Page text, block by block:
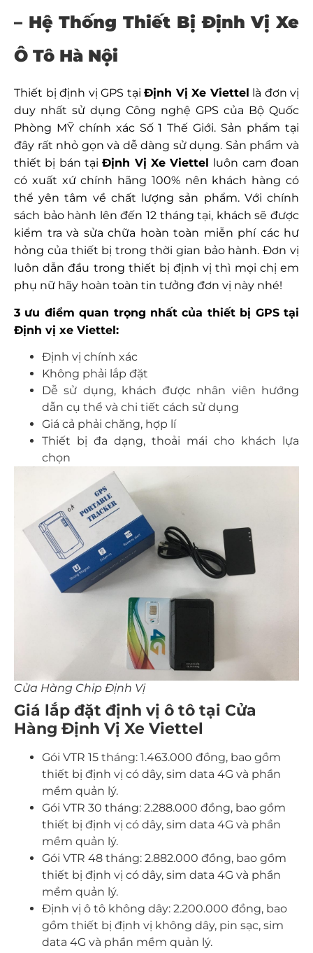
– Hệ Thống Thiết BịĐịnh Vị Xe
Ô Tô Hà Nội
Thiết bị định vị GPS tại Định Vị Xe Viettel là đơn vị
duy nhất sử dụng Công nghệ GPS của Bộ Quốc
Phòng MỸ chính xác Số 1 Thế Giới. Sản phẩm tại
đây rất nhỏ gọn và dễ dàng sử dụng. Sản phẩm và
thiết bị bán tạiĐịnh Vị Xe Viettel luôn cam đoan
có xuất xứ chính hãng 100% nên khách hàng có
thể yên tâm về chất lượng sản phẩm. Với chính
sách bảo hành lên đến 12 tháng tại, khách sẽ được
kiểm tra và sửa chữa hoàn toàn miễn phí các hư
hỏng của thiết bị trong thời gian bảo hành. Đơn vị
luôn dẫn đầu trong thiết bị định vị thì mọi chị em
phụ nữ hãy hoàn toàn tin tưởng đơn vị này nhé!
3 ưu điểm quan trọng nhất của thiết bị GPS tại
Định vị xe Viettel:
Định vị chính xác
Không phải lắp đặt
Dễ sử dụng, khách được nhân viên hướng
dẫn cụ thể và chi tiết cách sử dụng
Giá cả phải chăng, hợp lí
Thiết bị đa dạng, thoải mái cho khách lựa
chọn
Cửa Hàng Chip Định Vị
Giá lắp đặt định vị ô tô tại Cửa
Hàng Định Vị Xe Viettel
Gói VTR 15 tháng: 1.463.000 đồng, bao gồm
thiết bị định vị có dây, sim data 4G và phần
mềm quản lý.
Gói VTR 30 tháng: 2.288.000 đồng, bao gồm
thiết bị định vị có dây, sim data 4G và phần
mềm quản lý.
Gói VTR 48 tháng: 2.882.000 đồng, bao gồm
thiết bị định vị có dây, sim data 4G và phần
mềm quản lý.
Định vị ô tô không dây: 2.200.000 đồng, bao
gồm thiết bị định vị không dây, pin sạc, sim
data 4G và phần mềm quản lý.